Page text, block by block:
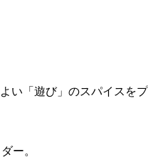
い「遊び」のスパイスを
ー。